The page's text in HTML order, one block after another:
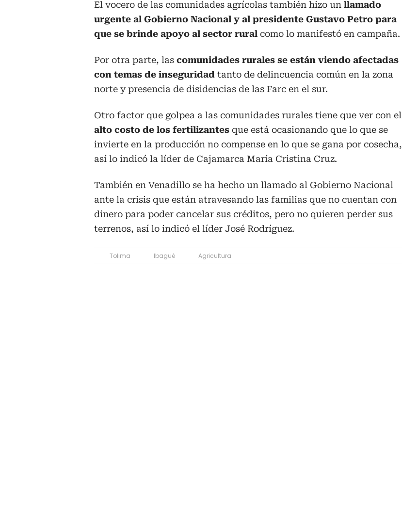
El vocero de las comunidades agrícolas también hizo un llamado
urgente al Gobierno Nacional y al presidente Gustavo Petro para
que se brinde apoyo al sector rural como lo manifestó en campaña.
Por otra parte, las comunidades rurales se están viendo afectadas
con temas de inseguridad tanto de delincuencia común en la zona
norte y presencia de disidencias de las Farc en el sur.
Otro factor que golpea a las comunidades rurales tiene que ver con el
alto costo de los fertilizantes que está ocasionando que lo que se
invierte en la producción no compense en lo que se gana por cosecha,
así lo indicó la líder de Cajamarca María Cristina Cruz.
También en Venadillo se ha hecho un llamado al Gobierno Nacional
ante la crisis que están atravesando las familias que no cuentan con
dinero para poder cancelar sus créditos, pero no quieren perder sus
terrenos, así lo indicó el líder José Rodríguez.
Tolima Ibagué Agricultura